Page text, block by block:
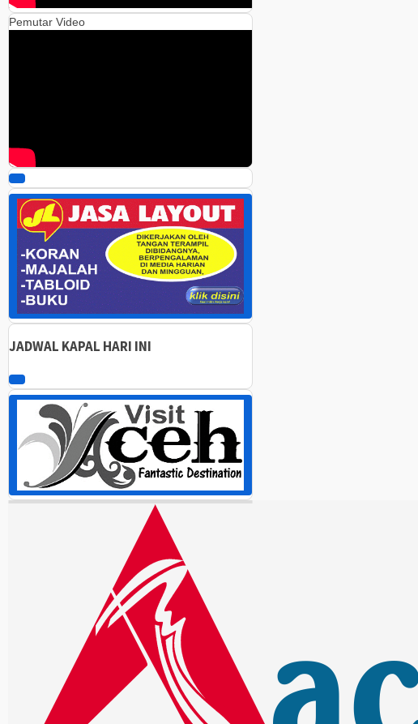
Pemutar Video
00:00
00:00
05:42
Gunakan Anak Panah Atas/Bawah untuk menaikkan atau menurunkan volume.
JADWAL KAPAL HARI INI